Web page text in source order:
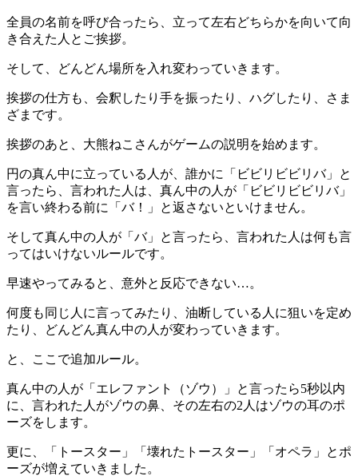
全員の名前を呼び合ったら、立って左右どちらかを向いて向
き合えた人とご挨拶。
そして、どんどん場所を入れ変わっていきます。
挨拶の仕方も、会釈したり手を振ったり、ハグしたり、さま
ざまです。
挨拶のあと、大熊ねこさんがゲームの説明を始めます。
円の真ん中に立っている人が、誰かに「ビビリビビリバ」と
言ったら、言われた人は、真ん中の人が「ビビリビビリバ」
を言い終わる前に「バ！」と返さないといけません。
そして真ん中の人が「バ」と言ったら、言われた人は何も言
ってはいけないルールです。
早速やってみると、意外と反応できない…。
何度も同じ人に言ってみたり、油断している人に狙いを定め
たり、どんどん真ん中の人が変わっていきます。
と、ここで追加ルール。
真ん中の人が「エレファント（ゾウ）」と言ったら5秒以内
に、言われた人がゾウの鼻、その左右の2人はゾウの耳のポ
ーズをします。
更に、「トースター」「壊れたトースター」「オペラ」とポ
ーズが増えていきました。